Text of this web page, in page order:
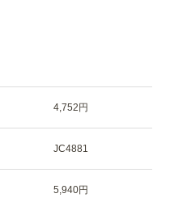
4,752円
JC4881
5,940円